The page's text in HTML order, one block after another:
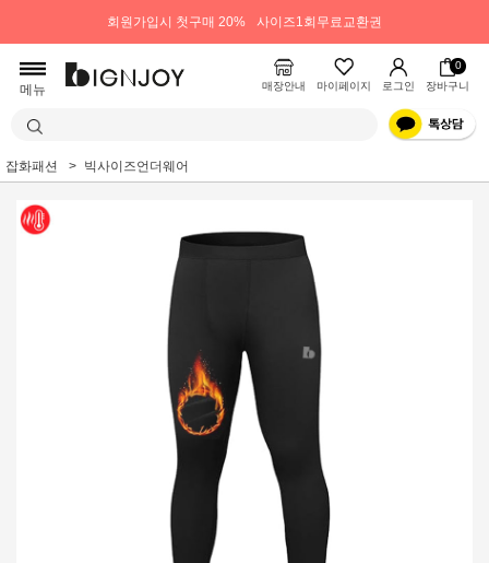
회원가입시 첫구매 20% 사이즈1회무료교환권
메뉴 매장안내 마이페이지 로그인
0
장바구니
잡화패션 빅사이즈언더웨어